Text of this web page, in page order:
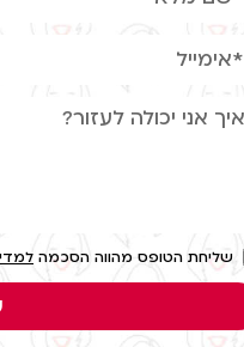
שליחת הטופס מהווה הסכמה